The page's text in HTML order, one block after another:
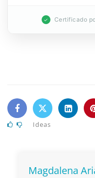
✓ Certificado
Ideas
Magdalena